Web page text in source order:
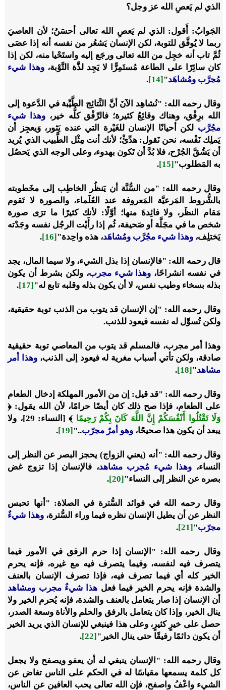
الذي لم يَعصِ الله عز وجل؟
الجَوابُ: أَقول: الذي لم يَعصِ الله تعالى أحسَنُ؛ لأن العاصيَ
ربما لا يُوفَّق للتوبة، لكن الإنسان يَشعُر من نفسه أنه إذا عصَى
ثُمَّ تاب أنه خجِل من الله تعالى ورجَع إليه واستَحْيا منه، لكن إذا
كان سائِرًا على الطاعة مُستَمِرًّا لا يَجِد لذَّة التَّوْبة، ‌وهذا ‌شيء
‌مُجرَّب ومُشاهَد"
[14]
.
وقال رحمه الله: "نُشاهِد الآنَ أنَّ النَّتائِج الطَّيِّبة في الدَّعوة إلى
الله برِفْق، وهناك وقائِعُ كثيرة؛ فالرِّفْق كلُّه خير، ‌وهذا ‌شيء
‌مجُرَّب لكن أحيانًا الإنسان للغَيْرة التي عنده يَثور، وَيعجِز أن
يَملِك نَفْسه، نحن نَقول: هدِّئْ؛ لأنك أنت مِثْل الطَّبيب الذي يُريد
أن يَشُقَّ الجُرْح، فلا بُدَّ أن تَكون بهدوء، وعلى الوجه الذي يَحصُل
به المَطلوب"[15]
.
وقال رحمه الله: "من السُّنَّة أن يَنظُر الخاطِب إلى مخَطوبته
بالشُّروط المَرعيَّة المَعروفة عند العُلَماء، والصورة لا تَقوم
مَقام النظَر، ولا فائِدةَ منها؛ أوَّلًا: لأنك كثيرًا ما ترَى صورة
شخص ما في مجَلَّة أو صَحيفة، ثُم إذا رأَيْت الرجُل نفسه وجَدْته
يَختلِف، ‌وهذا ‌شيء ‌مجُرَّب ومُشاهَد، هذه واحِدة"[16]
.
قال رحمه الله: "فالإنسان إذا بذل الشيء، ولا سيما المال، يجد
في نفسه انشراحًا، ‌وهذا ‌شيء ‌مجرب، ولكن بشرط أن يكون
بذله بسخاء وطيب نفس، لا أن يكون بذله وقلبه تابع له"[17]
.
وقال رحمه الله: "إن الإنسان قد يتوب من الذنب توبة حقيقية،
ولكن تُسوِّل له نفسه فيعود للذنب.
وهذا أمر مجرب، فالمسلم قد يتوب من المعاصي توبة حقيقية
صادقة، ولكن تأتي أسباب مغرية له فيعود إلى الذنب، وهذا أمر
مشاهد"
[18]
.
وقال رحمه الله: "قد قيل: إن من الأمور المهلكة إدخال الطعام
على الطعام، فإذا صح ذلك كان أيضًا حرامًا، لأن الله يقول: ﴿
وَلَا تَقْتُلُوا أَنْفُسَكُمْ إِنَّ اللَّهَ كَانَ بِكُمْ رَحِيمًا
﴾ [النساء: 29]، ولا
يبعد أن يكون هذا صحيحًا، وهو أمرٌ مجرّب.."
[19]
.
وقال رحمه الله: "أنه (يعني الزواج) يحجز البصر عن النظر إلى
النساء، ‌وهذا ‌شيء ‌مُجرب مشاهد، فالإنسان إذا تزوج غض
بصره عن النظر إلى النساء"[20]
.
وقال رحمه الله في فوائد السُّترة في الصلاة: "أنها تحبس
النظر عن أن يطيل الإنسان نظره فيما وراء السُّترة،وهذا شيءٌ
مجرّب"
[21]
.
وقال رحمه الله: "الإنسان إذا حرم الرفق في الأمور فيما
يتصرف فيه لنفسه، وفيما يتصرف فيه مع غيره، فإنه يحرم
الخير كله أي فيما تصرف فيه، فإذا تصرف الإنسان بالعنف
والشدة فإنه يحرم الخير فيما فعل هذا شيءٌ مجرب ومشاهد
أن الإنسان إذا صار يتعامل بالعنف والشدة، فإنه يُحرم الخير ولا
ينال الخير، وإذا كان يتعامل بالرفق والحلم والأناة وسعة الصدر،
حصل على خيرٍ كثيرٍ، وعلى هذا فينبغي للإنسان الذي يريد الخير
أن يكون دائمًا رفيقًا حتى ينال الخير"[22]
.
وقال رحمه الله: "الإنسان ينبغي له أن يعفو ويصفح ولا يجعل
كل كلمة يسمعها مقياسًا له في الحكم على الناس تغاض عن
الشيء واعْفُ واصفح، فإن الله تعالى يحب العافين عن الناس،